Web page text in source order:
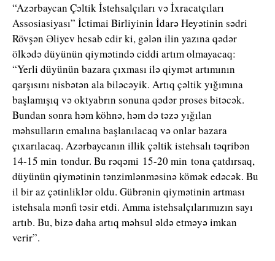
“Azərbaycan Çəltik İstehsalçıları və İxracatçıları
Assosiasiyası” İctimai Birliyinin İdarə Heyətinin sədri
Rövşən Əliyev hesab edir ki, gələn ilin yazına qədər
ölkədə düyünün qiymətində ciddi artım olmayacaq:
“Yerli düyünün bazara çıxması ilə qiymət artımının
qarşısını nisbətən ala biləcəyik. Artıq çəltik yığımına
başlamışıq və oktyabrın sonuna qədər proses bitəcək.
Bundan sonra həm köhnə, həm də təzə yığılan
məhsulların emalına başlanılacaq və onlar bazara
çıxarılacaq. Azərbaycanın illik çəltik istehsalı təqribən
14-15 min tondur. Bu rəqəmi 15-20 min tona çatdırsaq,
düyünün qiymətinin tənzimlənməsinə kömək edəcək. Bu
il bir az çətinliklər oldu. Gübrənin qiymətinin artması
istehsala mənfi təsir etdi. Amma istehsalçılarımızın sayı
artıb. Bu, bizə daha artıq məhsul əldə etməyə imkan
verir”.